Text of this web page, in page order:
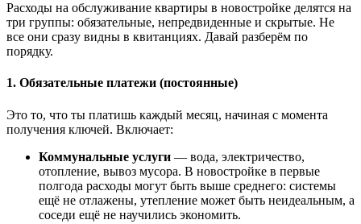
Расходы на обслуживание квартиры в новостройке делятся на
три группы: обязательные, непредвиденные и скрытые. Не
все они сразу видны в квитанциях. Давай разберём по
порядку.
1. Обязательные платежи (постоянные)
Это то, что ты платишь каждый месяц, начиная с момента
получения ключей. Включает:
Коммунальные услуги — вода, электричество,
отопление, вывоз мусора. В новостройке в первые
полгода расходы могут быть выше среднего: системы
ещё не отлажены, утепление может быть неидеальным, а
соседи ещё не научились экономить.